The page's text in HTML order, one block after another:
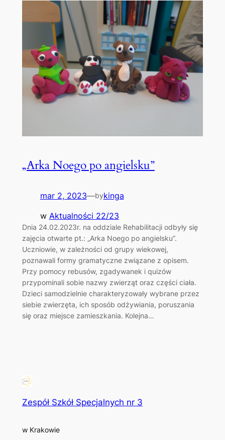
„Arka Noego po angielsku”
mar 2, 2023—bykinga
w Aktualności 22/23
Dnia 24.02.2023r. na oddziale Rehabilitacji odbyły się
zajęcia otwarte pt.: „Arka Noego po angielsku”.
Uczniowie, w zależności od grupy wiekowej,
poznawali formy gramatyczne związane z opisem.
Przy pomocy rebusów, zgadywanek i quizów
przypominali sobie nazwy zwierząt oraz części ciała.
Dzieci samodzielnie charakteryzowały wybrane przez
siebie zwierzęta, ich sposób odżywiania, poruszania
się oraz miejsce zamieszkania. Kolejna…
Zespół Szkół Specjalnych nr 3
w Krakowie